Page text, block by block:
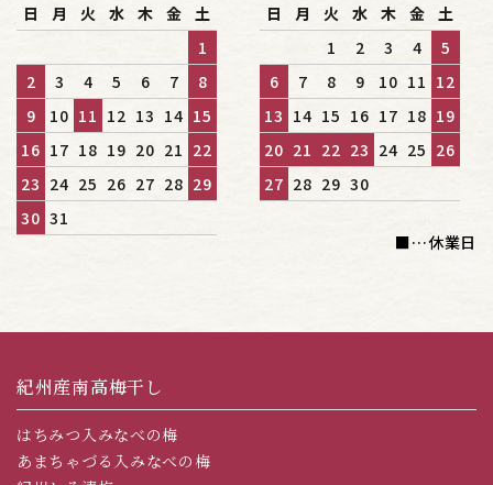
日 月 火 水 木 金
土
1
2
3 4 5 6 7
8
9
10 11 12 13 14 15
16 17 18 19 20 21 22
23 24 25 26 27 28 29
30 31
日 月 火 水 木 金
土
1
2 3 4
5
6
7 8 9 10 11 12
13 14 15 16 17 18 19
20 21 22 23 24 25 26
27 28 29 30
■…休業日
紀州産南高梅干し
はちみつ入みなべの梅
あまちゃづる入みなべの梅